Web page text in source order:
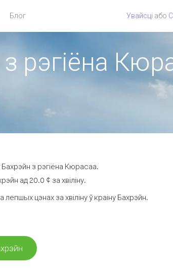
Блог Увайсці або
рэгіёна
з рэгіёна Кюрасаа.
ад 20.0 ¢ за хвіліну.
цэнах за хвіліну ў краіну Бахрэйн.